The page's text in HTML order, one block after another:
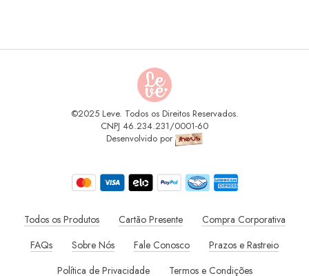
©2025 Leve. Todos os Direitos Reservados.
CNPJ 46.234.231/0001-60
Desenvolvido por
Todos os Produtos Cartão Presente
Compra Corporativa
FAQs
Sobre Nós Fale Conosco
Prazos e Rastreio
Política de Privacidade
Termos e Condições